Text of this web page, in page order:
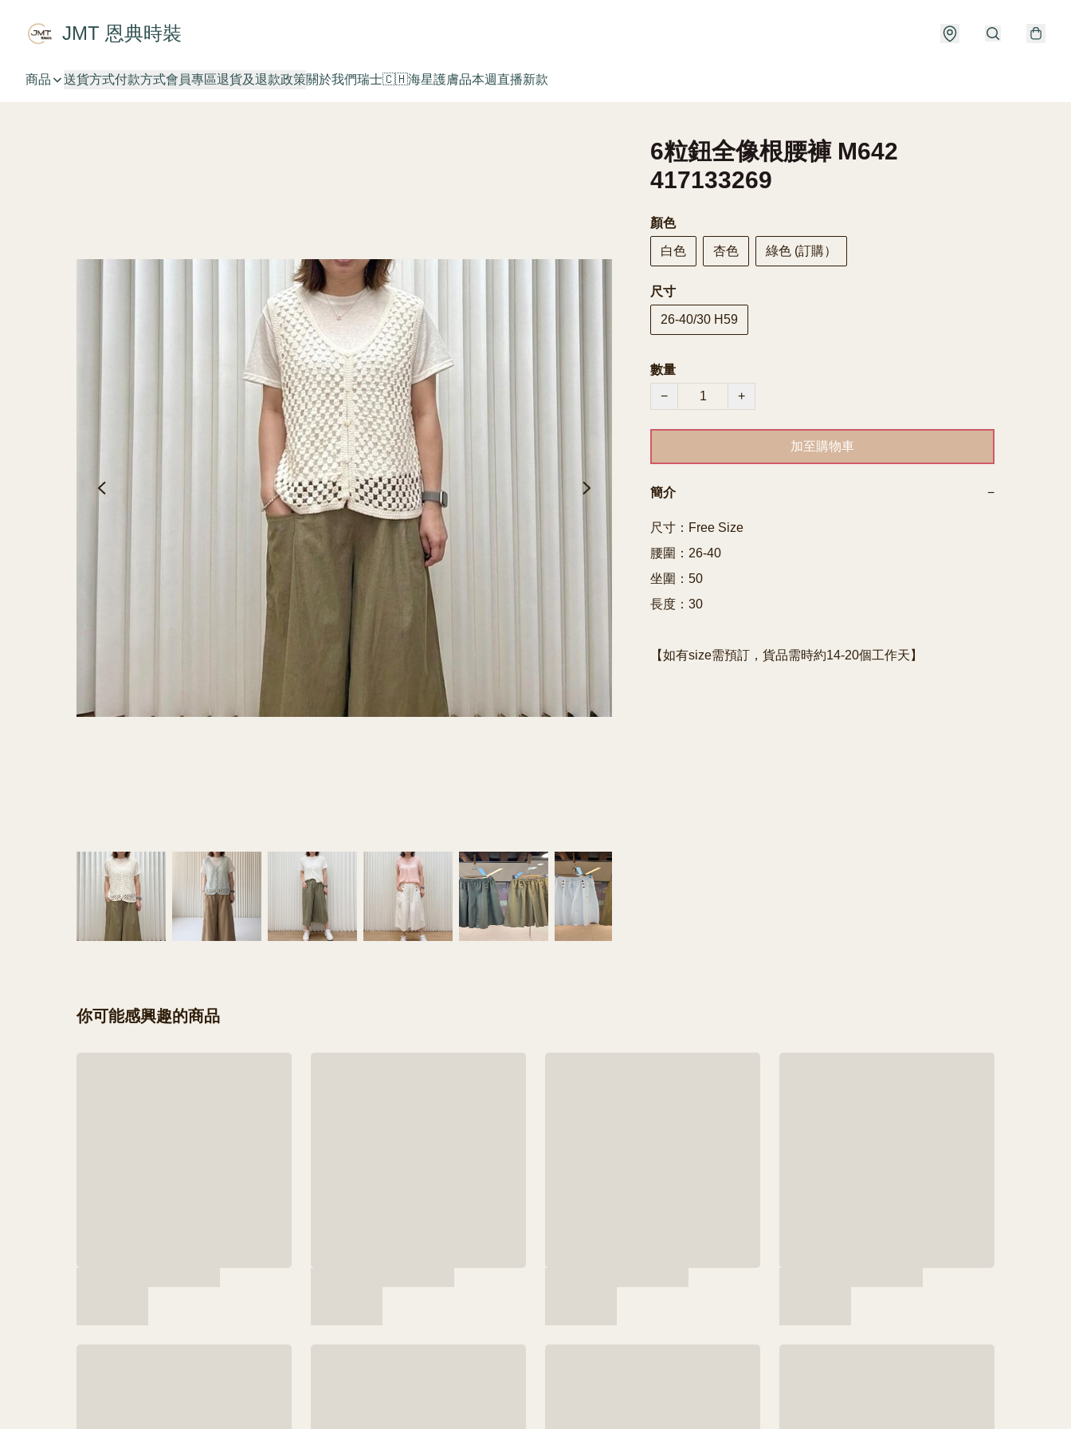
JMT 恩典時裝
商品 送貨方式付款方式會員專區退貨及退款政策關於我們瑞士🇨🇭海星護膚品本週直播新款
6粒鈕全像根腰褲 M642
417133269
顏色
白色 杏色 綠色 (訂購）
尺寸
26-40/30 H59
數量
−
+
加至購物車
簡介 −
尺寸：Free Size
腰圍：26-40
坐圍：50
長度：30
你可能感興趣的商品